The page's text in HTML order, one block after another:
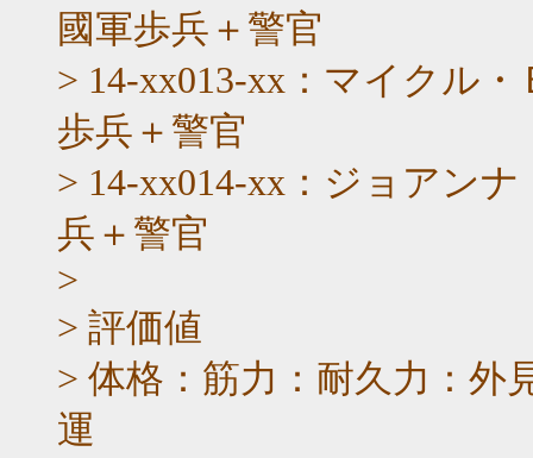
國軍歩兵＋警官
> 14-xx013-xx：マイクル
歩兵＋警官
> 14-xx014-xx：ジョアン
兵＋警官
>
> 評価値
> 体格：筋力：耐久力：外
運